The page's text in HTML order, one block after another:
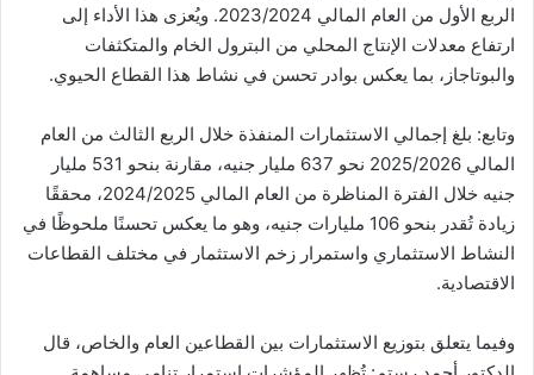
الربع الأول من العام المالي 2023/2024. ويُعزى هذا الأداء إلى
ارتفاع معدلات الإنتاج المحلي من البترول الخام والمتكثفات
والبوتاجاز، بما يعكس بوادر تحسن في نشاط هذا القطاع الحيوي.
وتابع: بلغ إجمالي الاستثمارات المنفذة خلال الربع الثالث من العام
المالي 2025/2026 نحو 637 مليار جنيه، مقارنة بنحو 531 مليار
جنيه خلال الفترة المناظرة من العام المالي 2024/2025، محققًا
زيادة تُقدر بنحو 106 مليارات جنيه، وهو ما يعكس تحسنًا ملحوظًا في
النشاط الاستثماري واستمرار زخم الاستثمار في مختلف القطاعات
الاقتصادية.
وفيما يتعلق بتوزيع الاستثمارات بين القطاعين العام والخاص، قال